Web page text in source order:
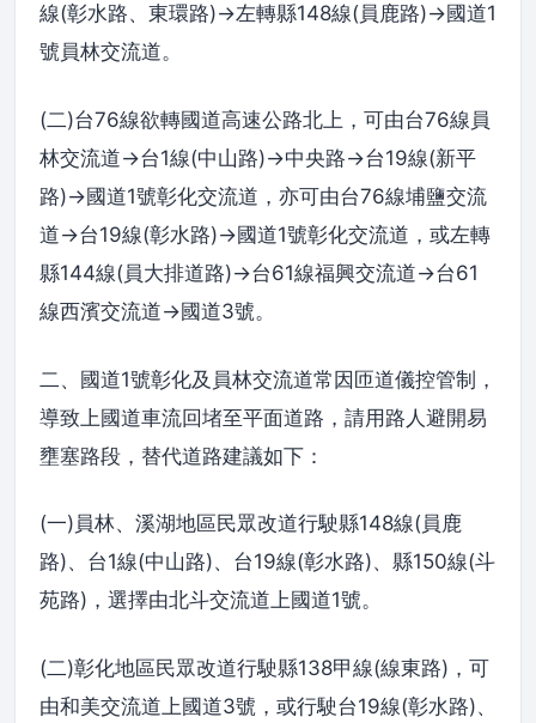
線(彰水路、東環路)→左轉縣148線(員鹿路)→國道1
號員林交流道。
(二)台76線欲轉國道高速公路北上，可由台76線員
林交流道→台1線(中山路)→中央路→台19線(新平
路)→國道1號彰化交流道，亦可由台76線埔鹽交流
道→台19線(彰水路)→國道1號彰化交流道，或左轉
縣144線(員大排道路)→台61線福興交流道→台61
線西濱交流道→國道3號。
二、國道1號彰化及員林交流道常因匝道儀控管制，
導致上國道車流回堵至平面道路，請用路人避開易
壅塞路段，替代道路建議如下：
(一)員林、溪湖地區民眾改道行駛縣148線(員鹿
路)、台1線(中山路)、台19線(彰水路)、縣150線(斗
苑路)，選擇由北斗交流道上國道1號。
(二)彰化地區民眾改道行駛縣138甲線(線東路)，可
由和美交流道上國道3號，或行駛台19線(彰水路)、